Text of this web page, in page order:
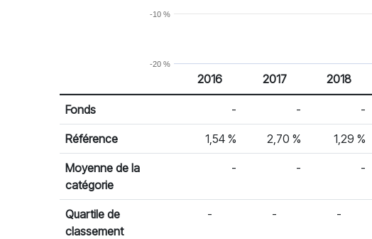
-20 %
-10 %
Rendement par année civile
% Rendement
2016 2017 2018
Fonds - - -
Référence 1,54 % 2,70 % 1,29 %
Moyenne de la
catégorie
- - -
Quartile de
classement
- - -